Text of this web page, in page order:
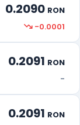
0.2090 RON
-0.0001
0.2091 RON
-
0.2091 RON